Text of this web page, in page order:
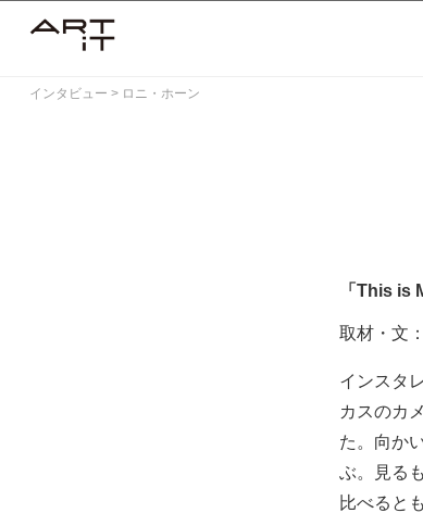
インタビュー > ロニ・ホーン
「This is
取材・文
インスタ
カスのカ
た。向か
ぶ。見る
比べると